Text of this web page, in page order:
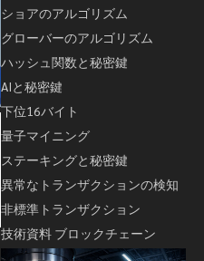
ショアのアルゴリズム
グローバーのアルゴリズム
ハッシュ関数と秘密鍵
AIと秘密鍵
下位16バイト
量子マイニング
ステーキングと秘密鍵
異常なトランザクションの検知
非標準トランザクション
技術資料 ブロックチェーン